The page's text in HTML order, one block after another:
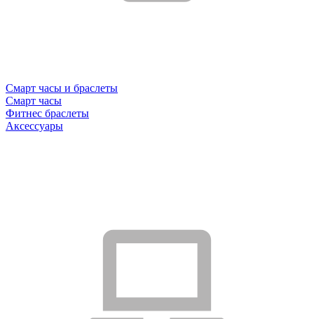
Смарт часы и браслеты
Смарт часы
Фитнес браслеты
Аксессуары